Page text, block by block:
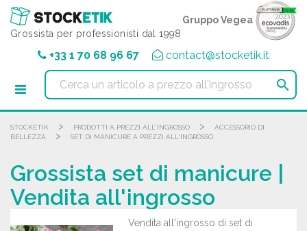
Grossista per professionisti dal 1998
Gruppo Vegea
+33 1 70 68 96 67 contact@stocketik.it

STOCKETIK > PRODOTTI A PREZZI ALL'INGROSSO >
ACCESSORIO DI
BELLEZZA
> SET DI MANICURE A PREZZI ALL'INGROSSO
Grossista set di manicure |
Vendita all'ingrosso
Vendita all'ingrosso di set di
Pannello di gestione dei cookies